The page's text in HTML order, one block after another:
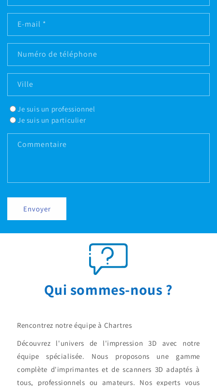
E-mail *
Numéro de téléphone
Ville
Je suis un professionnel
Je suis un particulier
Commentaire
Envoyer
Qui sommes-nous ?
Rencontrez notre équipe à Chartres
Découvrez l'univers de l'impression 3D avec notre
équipe spécialisée. Nous proposons une gamme
complète d'imprimantes et de scanners 3D adaptés à
tous, professionnels ou amateurs. Nos experts vous